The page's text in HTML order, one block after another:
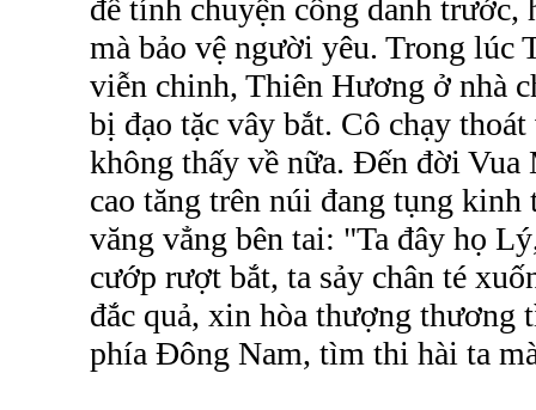
để tính chuyện công danh trước,
mà bảo vệ người yêu. Trong lúc
viễn chinh, Thiên Hương ở nhà
bị đạo tặc vây bắt. Cô chạy
không thấy về nữa. Đến đời
cao tăng trên núi đang tụng
văng vẳng bên tai: "Ta đây họ
cướp rượt bắt, ta sảy chân té
đắc quả, xin hòa thượng thương
phía Đông Nam, tìm thi hài ta